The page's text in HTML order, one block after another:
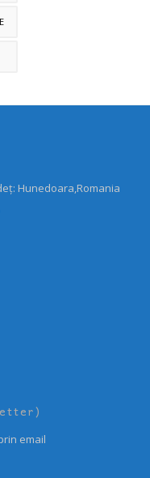
Hunedoara,Romania
email